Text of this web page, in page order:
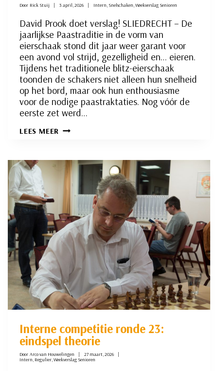
Door Rick Stuij 3 april, 2026 Intern, Snelschaken,Weekverslag Senioren
David Prook doet verslag! SLIEDRECHT – De
jaarlijkse Paastraditie in de vorm van
eierschaak stond dit jaar weer garant voor
een avond vol strijd, gezelligheid en… eieren.
Tijdens het traditionele blitz-eierschaak
toonden de schakers niet alleen hun snelheid
op het bord, maar ook hun enthousiasme
voor de nodige paastraktaties. Nog vóór de
eerste zet werd…
LEES MEER WIE
EIERSCHAAK
IN
VOLLE
Interne competitie ronde 23:
eindspel theorie
Door Arco van Houwelingen
27 maart, 2026
Intern, Regulier,Weekverslag Senioren